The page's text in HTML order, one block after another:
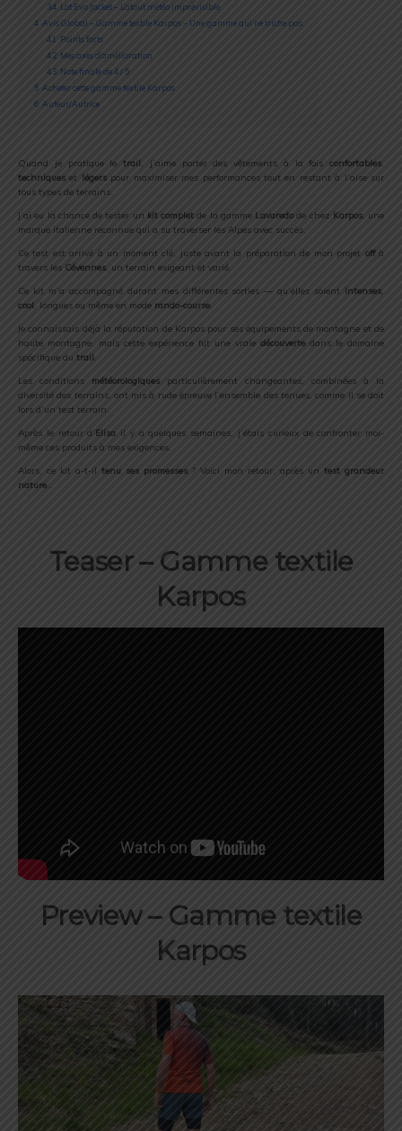
3.4 Lot Evo Jacket – L’atout météo imprévisible
4 Avis Global – Gamme textile Karpos – Une gamme qui ne triche pas
4.1
Points forts
4.2 Mes axes d’amélioration
4.3 Note finale de 4 / 5
5 Acheter cette gamme textile Karpos
6 Auteur/Autrice
Quand je pratique le trail, j’aime porterdes vêtements à lafois confortables
techniques et légers pour maximiser mes performances touten restantà l’aise sur
tous types de terrains.
J’aieu la chance detester un kit complet de la gamme Lavaredo de chez Karpos, une
marque italienne reconnue qui a su traverser les Alpes avec succès.
Cetest estarrivé à un momentclé, juste avant la préparationde mon projet off à
travers les Cévennes un terrain exigeant et varié.
Ce kit m’a accompagné durant mes différentes sorties —qu’elles soient intenses,
cool, longues ou même en mode rando-course.
Jeconnaissais déjà la réputation de Karpos pour ses équipementsde montagne etde
haute montagne, mais cette expérience fut une vraie découverte dans le domaine
spécifique du trail.
Les conditions météorologiques particulièrement changeantes, combinées à la
diversitédes terrains, ont misà rude épreuve l’ensemble des tenues,comme il se doit
lors d’un test terrain.
Après le retourd’Elisa il y aquelques semaines, j’étais curieux deconfronter moi-
même ces produits à mes exigences.
Alors, ce kit a-t-il tenu ses promesses ? Voici mon retour, après un test grandeur
nature…
Teaser – Gamme textile
Karpos
Preview – Gamme textile
Karpos